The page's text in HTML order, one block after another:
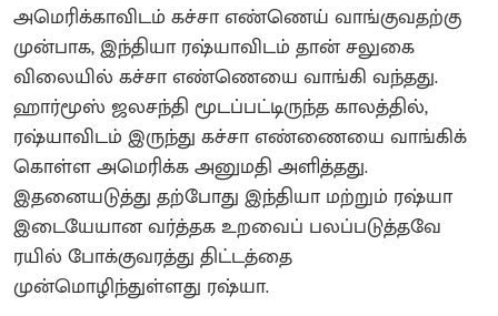
அமெரிக்காவிடம் கச்சா எண்ணெய் வாங்குவதற்கு
முன்பாக, இந்தியா ரஷ்யாவிடம் தான் சலுகை
விலையில் கச்சா எண்ணெயை வாங்கி வந்தது.
ஹார்மூஸ் ஜலசந்தி மூடப்பட்டிருந்த காலத்தில்,
ரஷ்யாவிடம் இருந்து கச்சா எண்ணையை வாங்கிக்
கொள்ள அமெரிக்க அனுமதி அளித்தது.
இதனையடுத்து தற்போது இந்தியா மற்றும் ரஷ்யா
இடையேயான வர்த்தக உறவைப் பலப்படுத்தவே
ரயில் போக்குவரத்து திட்டத்தை
முன்மொழிந்துள்ளது ரஷ்யா.